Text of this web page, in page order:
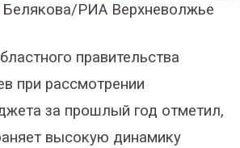
Белякова/РИА Верхневолжье
правительства
при рассмотрении
за прошлый год отметил,
высокую динамику